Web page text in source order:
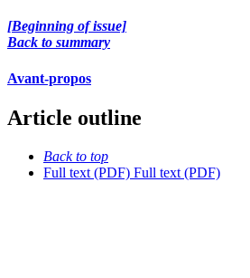
[Beginning of issue]
Back to summary
Avant-propos
Article outline
Back to top
Full text (PDF) Full text (PDF)